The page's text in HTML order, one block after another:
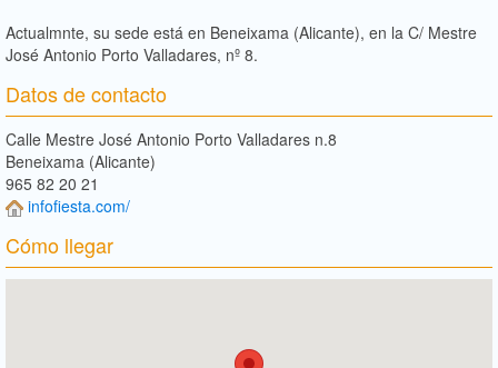
Actualmnte, su sede está en Beneixama (Alicante), en la C/ Mestre
José Antonio Porto Valladares, nº 8.
Datos de contacto
Calle Mestre José Antonio Porto Valladares n.8
Beneixama (Alicante)
965 82 20 21
infofiesta.com/
Cómo llegar